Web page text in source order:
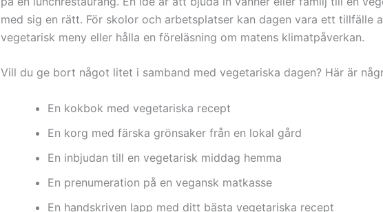
med sig en rätt. För skolor och arbetsplatser kan dagen vara ett tillfälle
vegetarisk meny eller hålla en föreläsning om matens klimatpåverkan.
Vill du ge bort något litet i samband med vegetariska dagen? Här är
En kokbok med vegetariska recept
En korg med färska grönsaker från en lokal gård
En inbjudan till en vegetarisk middag hemma
En prenumeration på en vegansk matkasse
En handskriven lapp med ditt bästa vegetariska recept